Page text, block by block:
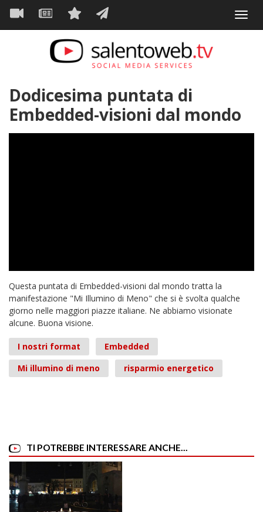
Salta
contenuto
Navigazione
principale
Dodicesima puntata di
Embedded-visioni dal mondo
Questa puntata di Embedded-visioni dal mondo tratta la
manifestazione "Mi Illumino di Meno" che si è svolta qualche
giorno nelle maggiori piazze italiane. Ne abbiamo visionate
alcune. Buona visione.
I nostri format
Embedded
Mi illumino di meno
risparmio energetico
TI POTREBBE INTERESSARE ANCHE...